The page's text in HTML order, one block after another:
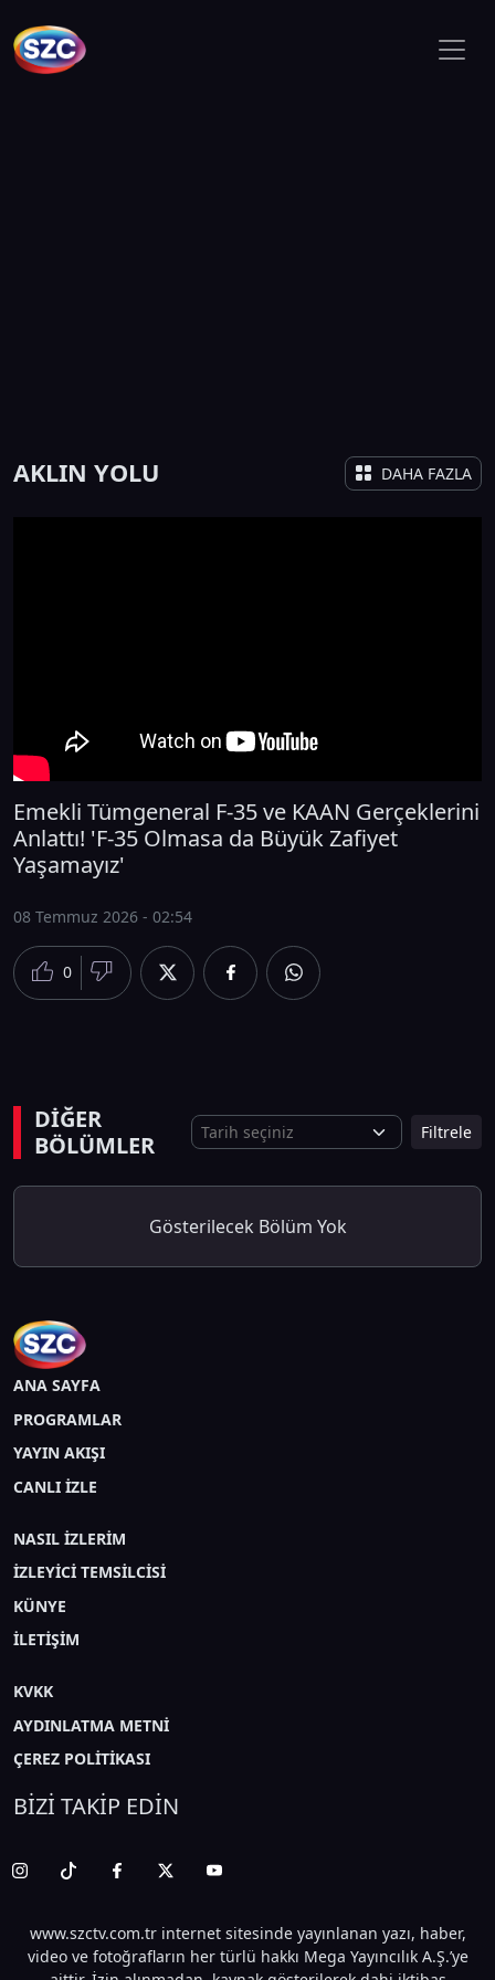
AKLIN YOLU DAHA FAZLA
Emekli Tümgeneral F-35 ve KAAN Gerçeklerini
Anlattı! 'F-35 Olmasa da Büyük Zafiyet
Yaşamayız'
08 Temmuz 2026 - 02:54
0
DİĞER
BÖLÜMLER
Filtrele
Gösterilecek Bölüm Yok
ANA SAYFA
PROGRAMLAR
YAYIN AKIŞI
CANLI İZLE
NASIL İZLERİM
İZLEYİCİ TEMSİLCİSİ
KÜNYE
İLETİŞİM
KVKK
AYDINLATMA METNİ
ÇEREZ POLİTİKASI
BİZİ TAKİP EDİN
www.szctv.com.tr internet sitesinde yayınlanan yazı, haber,
video ve fotoğrafların her türlü hakkı Mega Yayıncılık A.Ş.’ye